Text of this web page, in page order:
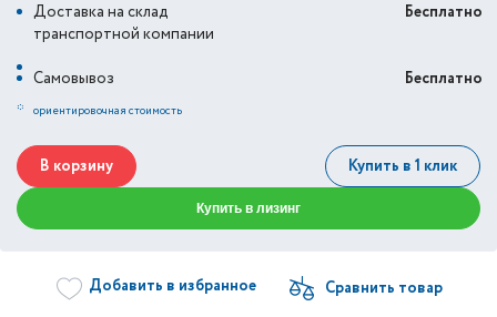
Доставка на склад
транспортной компании
Бесплатно
Самовывоз
Бесплатно
* ориентировочная стоимость
В корзину Купить в 1 клик
Купить в лизинг
Добавить в избранное